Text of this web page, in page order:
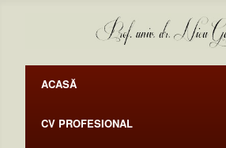
ACASĂ
CV PROFESIONAL